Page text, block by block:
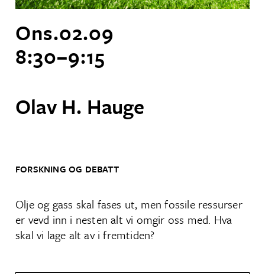
Ons.02.09
8:30–9:15
Olav H. Hauge
Olje og gass skal fases ut, men fossile ressurser
er vevd inn i nesten alt vi omgir oss med. Hva
skal vi lage alt av i fremtiden?
FORSKNING OG DEBATT